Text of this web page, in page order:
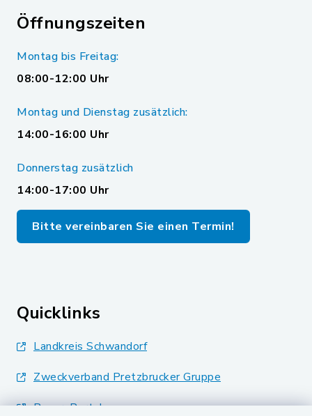
Öffnungszeiten
Montag bis Freitag:
08:00-12:00 Uhr
Montag und Dienstag zusätzlich:
14:00-16:00 Uhr
Donnerstag zusätzlich
14:00-17:00 Uhr
Bitte vereinbaren Sie einen Termin!
Quicklinks
Landkreis Schwandorf
Zweckverband Pretzbrucker Gruppe
BayernPortal